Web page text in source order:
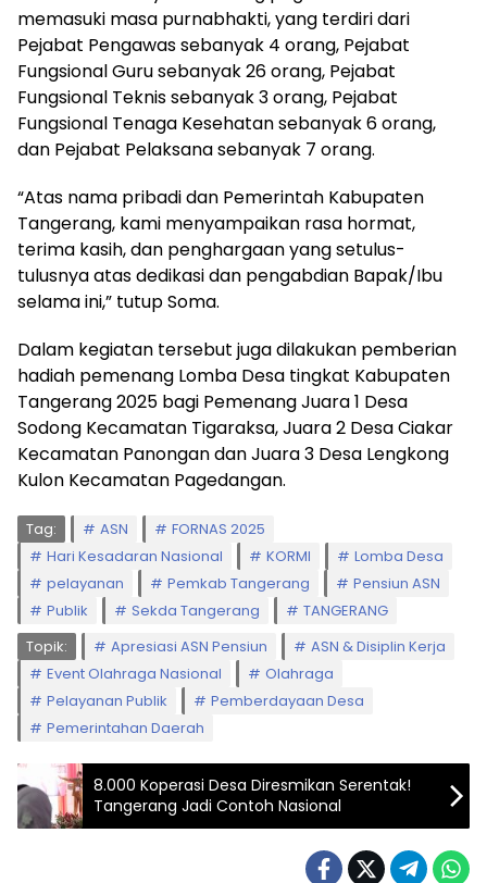
memasuki masa purnabhakti, yang terdiri dari
Pejabat Pengawas sebanyak 4 orang, Pejabat
Fungsional Guru sebanyak 26 orang, Pejabat
Fungsional Teknis sebanyak 3 orang, Pejabat
Fungsional Tenaga Kesehatan sebanyak 6 orang,
dan Pejabat Pelaksana sebanyak 7 orang.
“Atas nama pribadi dan Pemerintah Kabupaten
Tangerang, kami menyampaikan rasa hormat,
terima kasih, dan penghargaan yang setulus-
tulusnya atas dedikasi dan pengabdian Bapak/Ibu
selama ini,” tutup Soma.
Dalam kegiatan tersebut juga dilakukan pemberian
hadiah pemenang Lomba Desa tingkat Kabupaten
Tangerang 2025 bagi Pemenang Juara 1 Desa
Sodong Kecamatan Tigaraksa, Juara 2 Desa Ciakar
Kecamatan Panongan dan Juara 3 Desa Lengkong
Kulon Kecamatan Pagedangan.
Tag: ASN
FORNAS 2025
Hari Kesadaran Nasional
KORMI
Lomba Desa
pelayanan
Pemkab Tangerang
Pensiun ASN
Publik
Sekda Tangerang
TANGERANG
Topik:
Apresiasi ASN Pensiun
ASN & Disiplin Kerja
Event Olahraga Nasional
Olahraga
Pelayanan Publik
Pemberdayaan Desa
Pemerintahan Daerah
8.000 Koperasi Desa Diresmikan Serentak!
Tangerang Jadi Contoh Nasional